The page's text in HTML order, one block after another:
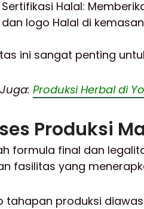
Sertifikasi Halal:
dan logo Halal di
ini sangat penting
Produksi Herbal di
Produksi
formula final dan
fasilitas yang
tahapan produksi